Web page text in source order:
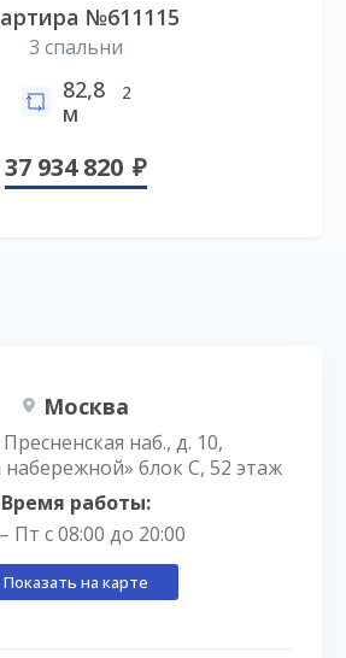
№611115
3 спальни
82,8
м
2
37 934 820
Москва
наб., д. 10,
блок С, 52 этаж
Время работы:
Пт с 08:00 до 20:00
Показать на карте